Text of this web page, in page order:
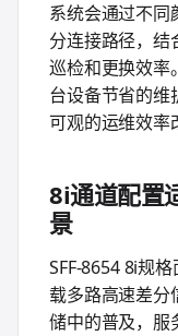
系统会通过不同
分连接路径，结
巡检和更换效率
台设备节省的维
可观的运维效率
8i通道配置
景
SFF-8654 8i规
载多路高速差分
储中的普及，服